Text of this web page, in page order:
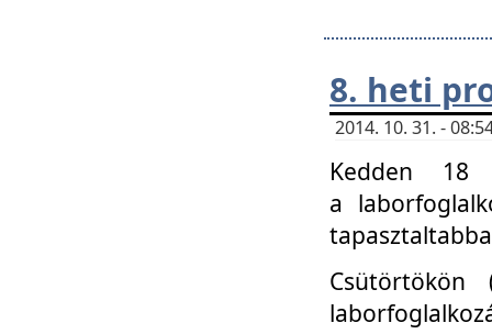
8. heti
2014. 10. 31. -
Kedden 18
a